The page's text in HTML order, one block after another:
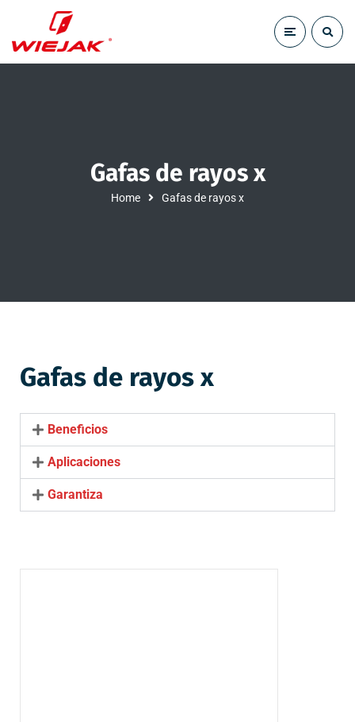
Gafas de rayos x
Home Gafas de rayos x
Gafas de rayos x
Beneficios
Aplicaciones
Garantiza